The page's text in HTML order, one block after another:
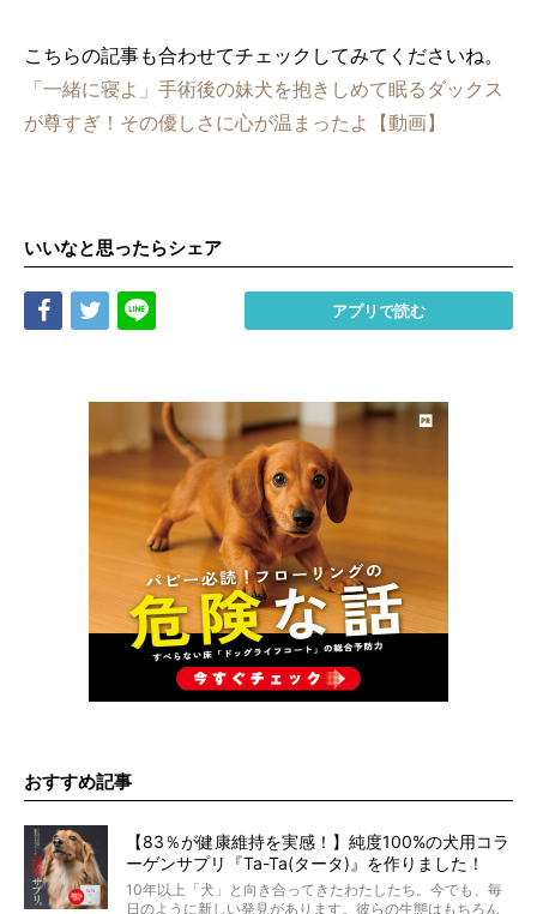
こちらの記事も合わせてチェックしてみてくださいね。
「一緒に寝よ」手術後の妹犬を抱きしめて眠るダックス
が尊すぎ！その優しさに心が温まったよ【動画】
いいなと思ったらシェア
Share Tweet アプリで読む
おすすめ記事
【83％が健康維持を実感！】純度100%の犬用コラ
ーゲンサプリ『Ta-Ta(タータ)』を作りました！
10年以上「犬」と向き合ってきたわたしたち。今でも、毎
日のように新しい発見があります。彼らの生態はもちろん